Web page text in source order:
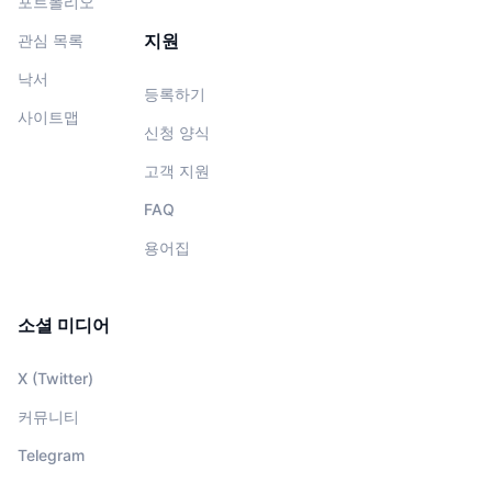
관심 목록
낙서
사이트맵
지원
등록하기
신청 양식
고객 지원
FAQ
용어집
소셜 미디어
X (Twitter)
커뮤니티
Telegram